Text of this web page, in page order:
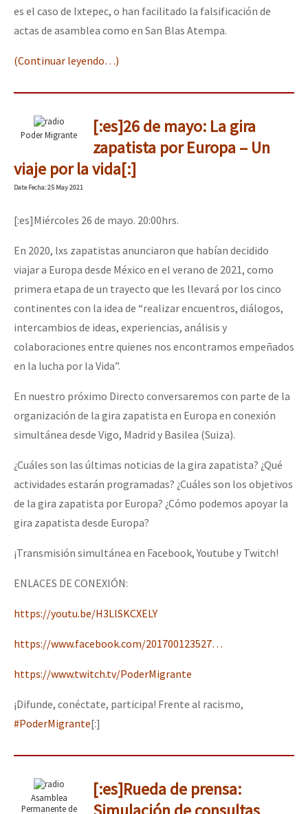
es el caso de Ixtepec, o han facilitado la falsificación de
actas de asamblea como en San Blas Atempa.
(Continuar leyendo…)
Poder Migrante
[:es]26 de mayo: La gira
zapatista por Europa – Un
viaje por la vida[:]
DateFecha: 25 May 2021
[:es]Miércoles 26 de mayo. 20:00hrs.
En 2020, lxs zapatistas anunciaron que habían decidido
viajar a Europa desde México en el verano de 2021, como
primera etapa de un trayecto que les llevará por los cinco
continentes con la idea de “realizar encuentros, diálogos,
intercambios de ideas, experiencias, análisis y
colaboraciones entre quienes nos encontramos empeñados
en la lucha por la Vida”.
En nuestro próximo Directo conversaremos con parte de la
organización de la gira zapatista en Europa en conexión
simultánea desde Vigo, Madrid y Basilea (Suiza).
¿Cuáles son las últimas noticias de la gira zapatista? ¿Qué
actividades estarán programadas? ¿Cuáles son los objetivos
de la gira zapatista por Europa? ¿Cómo podemos apoyar la
gira zapatista desde Europa?
¡Transmisión simultánea en Facebook, Youtube y Twitch!
ENLACES DE CONEXIÓN:
https://youtu.be/H3LlSKCXELY
https://www.facebook.com/201700123527…
https://www.twitch.tv/PoderMigrante
¡Difunde, conéctate, participa! Frente al racismo,
#PoderMigrante[:]
Asamblea
Permanente de
[:es]Rueda de prensa: